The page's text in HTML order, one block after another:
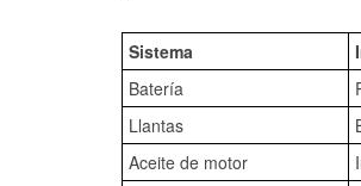
Sistema
Batería
Llantas
Aceite de motor